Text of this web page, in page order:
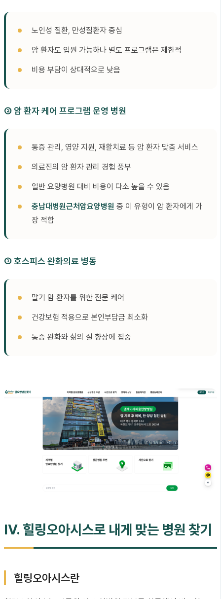
노인성 질환, 만성질환자 중심
암 환자도 입원 가능하나 별도 프로그램은 제한적
비용 부담이 상대적으로 낮음
② 암 환자 케어 프로그램 운영 병원
통증 관리, 영양 지원, 재활치료 등 암 환자 맞춤 서비스
의료진의 암 환자 관리 경험 풍부
일반 요양병원 대비 비용이 다소 높을 수 있음
충남대병원근처암요양병원 중 이 유형이 암 환자에게 가
장 적합
③ 호스피스 완화의료 병동
말기 암 환자를 위한 전문 케어
건강보험 적용으로 본인부담금 최소화
통증 완화와 삶의 질 향상에 집중
IV. 힐링오아시스로 내게 맞는 병원 찾기
힐링오아시스란